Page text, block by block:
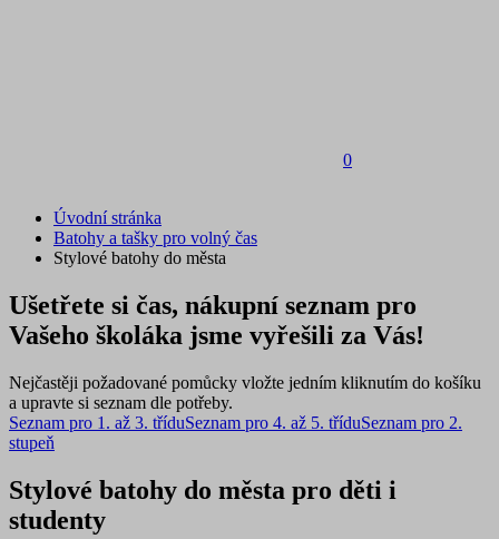
0
Úvodní stránka
Batohy a tašky pro volný čas
Stylové batohy do města
Ušetřete si čas, nákupní seznam pro
Vašeho školáka jsme vyřešili za Vás!
Nejčastěji požadované pomůcky vložte jedním kliknutím do košíku
a upravte si seznam dle potřeby.
Seznam pro 1. až 3. tříduSeznam pro 4. až 5. tříduSeznam pro 2.
stupeň
Stylové batohy do města pro děti i
studenty